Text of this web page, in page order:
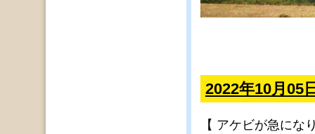
2022年10月05
【 アケビが急にな